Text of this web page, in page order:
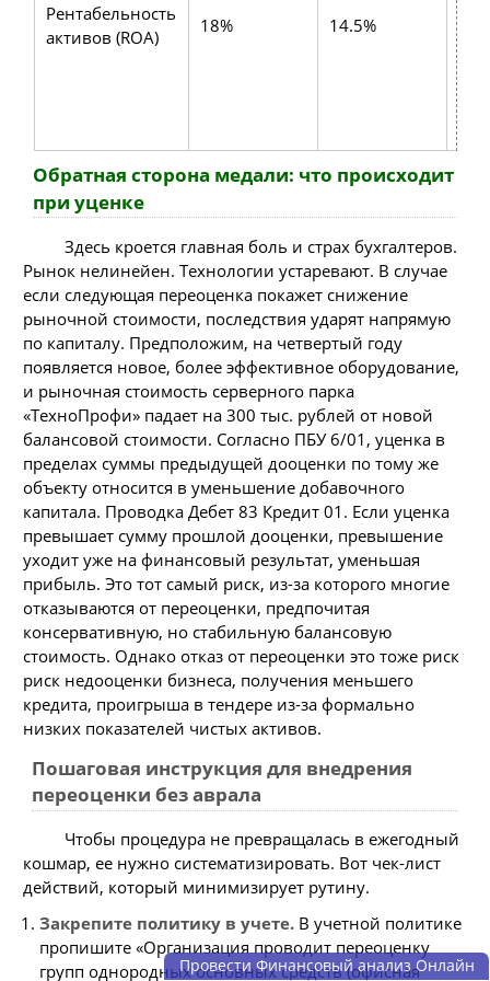
Рентабельность
активов (ROA)
18% 14.5%
Обратная сторона медали: что происходит
при уценке
Здесь кроется главная боль и страх бухгалтеров.
Рынок нелинейен. Технологии устаревают. В случае
если следующая переоценка покажет снижение
рыночной стоимости, последствия ударят напрямую
по капиталу. Предположим, на четвертый году
появляется новое, более эффективное оборудование,
и рыночная стоимость серверного парка
«ТехноПрофи» падает на 300 тыс. рублей от новой
балансовой стоимости. Согласно ПБУ 6/01, уценка в
пределах суммы предыдущей дооценки по тому же
объекту относится в уменьшение добавочного
капитала. Проводка Дебет 83 Кредит 01. Если уценка
превышает сумму прошлой дооценки, превышение
уходит уже на финансовый результат, уменьшая
прибыль. Это тот самый риск, из-за которого многие
отказываются от переоценки, предпочитая
консервативную, но стабильную балансовую
стоимость. Однако отказ от переоценки это тоже риск
риск недооценки бизнеса, получения меньшего
кредита, проигрыша в тендере из-за формально
низких показателей чистых активов.
Пошаговая инструкция для внедрения
переоценки без аврала
Чтобы процедура не превращалась в ежегодный
кошмар, ее нужно систематизировать. Вот чек-лист
действий, который минимизирует рутину.
Закрепите политику в учете. В учетной политике
пропишите «Организация проводит переоценку
групп однородных основных средств (офисная
Провести Финансовый анализ Онлайн